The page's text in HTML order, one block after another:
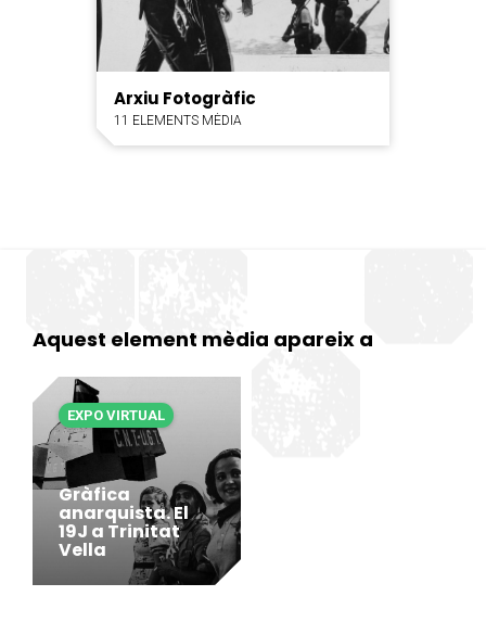
Arxiu Fotogràfic
11 ELEMENTS MÈDIA
Aquest element mèdia apareix a
Gràfica
anarquista. El
19J a Trinitat
Vella
EXPO VIRTUAL